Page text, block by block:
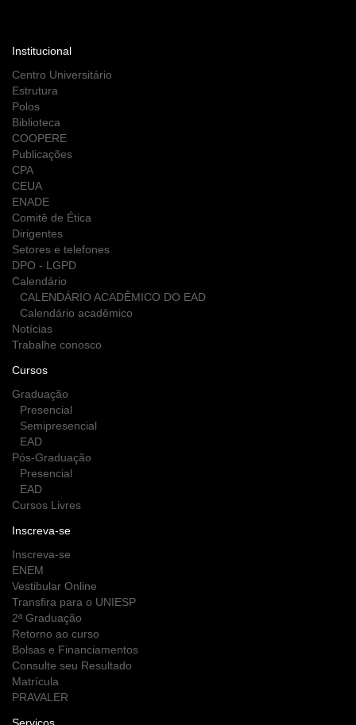
Institucional
Centro Universitário
Estrutura
Polos
Biblioteca
COOPERE
Publicações
CPA
CEUA
ENADE
Comitê de Ética
Dirigentes
Setores e telefones
DPO - LGPD
Calendário
CALENDÁRIO ACADÊMICO DO EAD
Calendário acadêmico
Notícias
Trabalhe conosco
Cursos
Graduação
Presencial
Semipresencial
EAD
Pós-Graduação
Presencial
EAD
Cursos Livres
Inscreva-se
Inscreva-se
ENEM
Vestibular Online
Transfira para o UNIESP
2ª Graduação
Retorno ao curso
Bolsas e Financiamentos
Consulte seu Resultado
Matrícula
PRAVALER